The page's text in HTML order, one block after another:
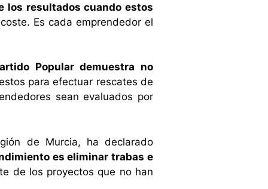
los resultados cuando estos
Es cada emprendedor el
Popular demuestra no
para efectuar rescates de
sean evaluados por
de Murcia, ha declarado
es eliminar trabas e
de los proyectos que no han